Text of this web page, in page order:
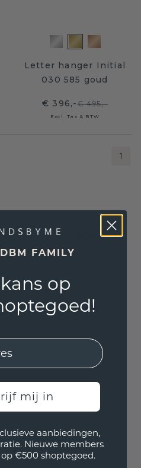
Letter hanger Initial
030 585 goud
€ 396,-€ 495,-
Excl. Tax & BTW
1
INSTAGRAM
FAMILY
op
mij in
aanbiedingen,
Nieuwe members
€500 shoptegoed.